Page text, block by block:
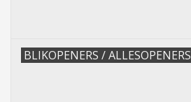
BLIKOPENERS / ALLESOPENERS